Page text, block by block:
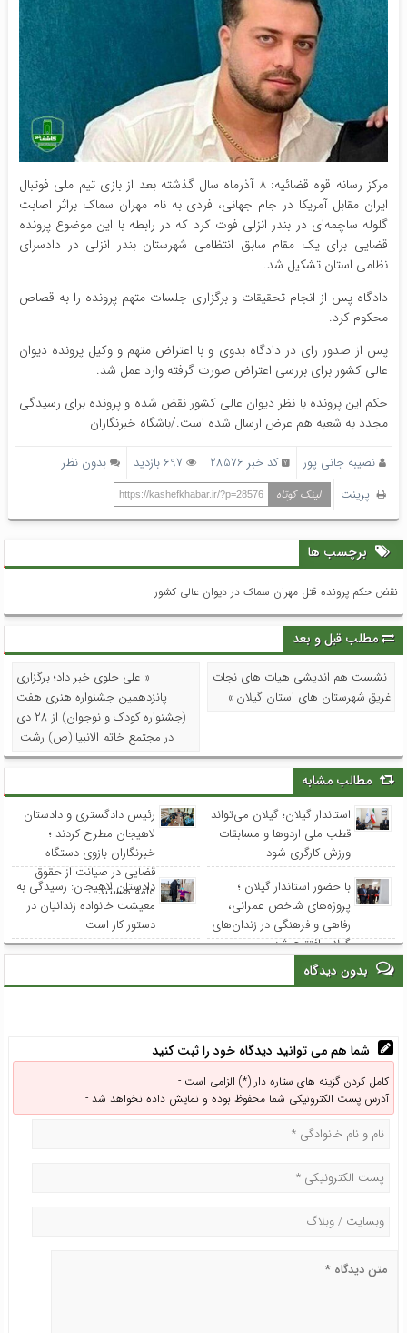
مرکز رسانه قوه قضائیه: ۸ آذرماه سال گذشته بعد از بازی تیم ملی فوتبال
ایران مقابل آمریکا در جام جهانی، فردی به نام مهران سماک براثر اصابت
گلوله ساچمه‌ای در بندر انزلی فوت کرد که در رابطه با این موضوع پرونده
قضایی برای یک مقام سابق انتظامی شهرستان بندر انزلی در دادسرای
نظامی استان تشکیل شد.
دادگاه پس از انجام تحقیقات و برگزاری جلسات متهم پرونده را به قصاص
محکوم کرد.
پس از صدور رای در دادگاه بدوی و با اعتراض متهم و وکیل پرونده دیوان
عالی کشور برای بررسی اعتراض صورت گرفته وارد عمل شد.
حکم این پرونده با نظر دیوان عالی کشور نقض شده و پرونده برای رسیدگی
مجدد به شعبه هم عرض ارسال شده است./باشگاه خبرنگاران
نصیبه جانی پور کد خبر 28576 697 بازدید
بدون نظر
پرینت
لینک کوتاه https://kashefkhabar.ir/?p=28576
برچسب ها
نقض حکم پرونده قتل مهران سماک در دیوان عالی کشور
مطلب قبل و بعد
نشست هم اندیشی هیات های نجات
غریق شهرستان های استان گیلان »
« علی حلوی خبر داد؛ برگزاری
پانزدهمین جشنواره هنری هفت
(جشنواره کودک و نوجوان) از ۲۸ دی
در مجتمع خاتم الانبیا (ص) رشت
مطالب مشابه
استاندار گیلان؛ گیلان می‌تواند
قطب ملی اردوها و مسابقات
ورزش کارگری شود
رئیس دادگستری و دادستان
لاهیجان مطرح کردند ؛
خبرنگاران بازوی دستگاه
قضایی در صیانت از حقوق
عامه هستند
با حضور استاندار گیلان ؛
پروژه‌های شاخص عمرانی،
رفاهی و فرهنگی در زندان‌های
گیلان افتتاح شد
دادستان لاهیجان: رسیدگی به
معیشت خانواده زندانیان در
دستور کار است
بدون دیدگاه
شما هم می توانید دیدگاه خود را ثبت کنید
کامل کردن گزینه های ستاره دار (*) الزامی است -
آدرس پست الکترونیکی شما محفوظ بوده و نمایش داده نخواهد شد -